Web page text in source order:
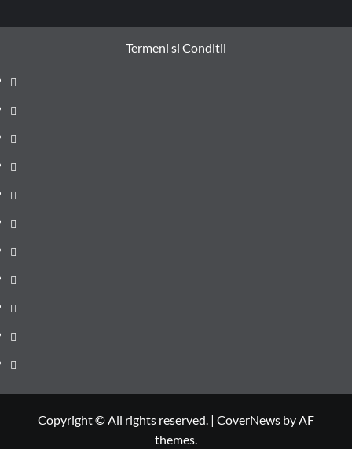
Termeni si Conditii
Prima
pagină
Știri
de
ultima
Administrație
locală
Actualitate
Justiție
Cultura
Sănătate
Litoral
Joburi
Politică
Comunicate
Copyright © All rights reserved. | CoverNews by AF
themes.